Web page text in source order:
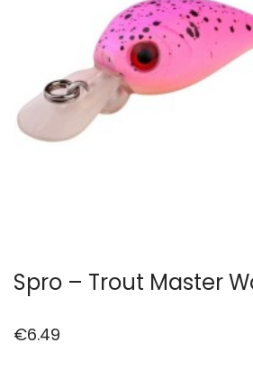
Spro – Trout Master
€6.49